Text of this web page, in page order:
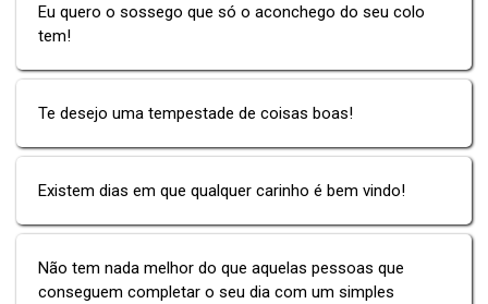
Eu quero o sossego que só o aconchego do seu colo
tem!
Te desejo uma tempestade de coisas boas!
Existem dias em que qualquer carinho é bem vindo!
Não tem nada melhor do que aquelas pessoas que
conseguem completar o seu dia com um simples